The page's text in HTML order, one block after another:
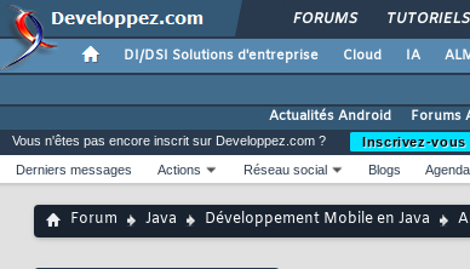
FORUMS TUTORIELS
DI/DSI Solutions d'entreprise Cloud IA
Actualités Android
Forums
Vous n'êtes pas encore inscrit sur Developpez.com ?
Inscrivez-
Derniers messages
Actions Réseau social Blogs Agenda
Forum Java Développement Mobile en Java